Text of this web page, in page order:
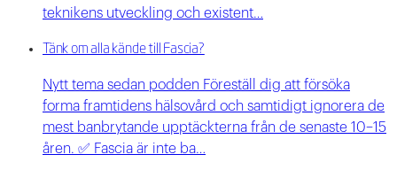
teknikens utveckling och existent…
Tänk om alla kände till Fascia?
Nytt tema sedan podden Föreställ dig att försöka
forma framtidens hälsovård och samtidigt ignorera de
mest banbrytande upptäckterna från de senaste 10–15
åren. ✅ Fascia är inte ba…